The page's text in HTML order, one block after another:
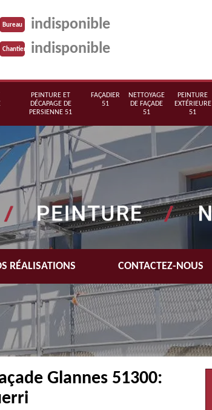
Bureau indisponible
Chantier indisponible
PEINTURE ET
DÉCAPAGE DE
PERSIENNE 51
FAÇADIER
51
NETTOYAGE
DE FAÇADE
51
PEINTURE
EXTÉRIEURE
51
RÉALISATIONS CONTACTEZ-NOUS
Glannes 51300: